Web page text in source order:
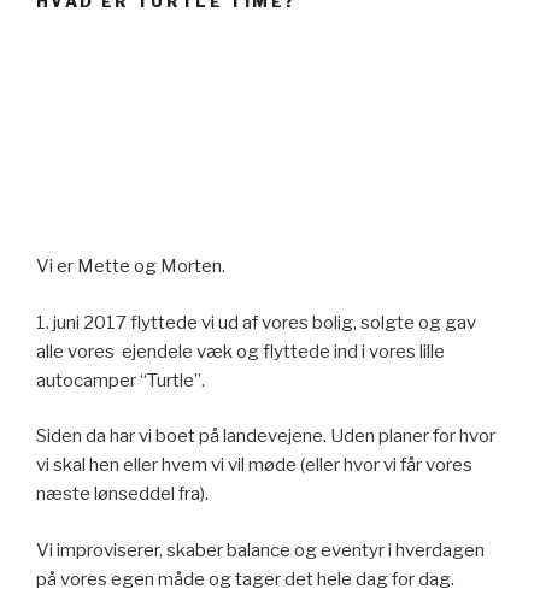
Vi er Mette og Morten.
1. juni 2017 flyttede vi ud af vores bolig, solgte og gav
alle vores ejendele væk og flyttede ind i vores lille
autocamper “Turtle”.
Siden da har vi boet på landevejene. Uden planer for hvor
vi skal hen eller hvem vi vil møde (eller hvor vi får vores
næste lønseddel fra).
Vi improviserer, skaber balance og eventyr i hverdagen
på vores egen måde og tager det hele dag for dag.